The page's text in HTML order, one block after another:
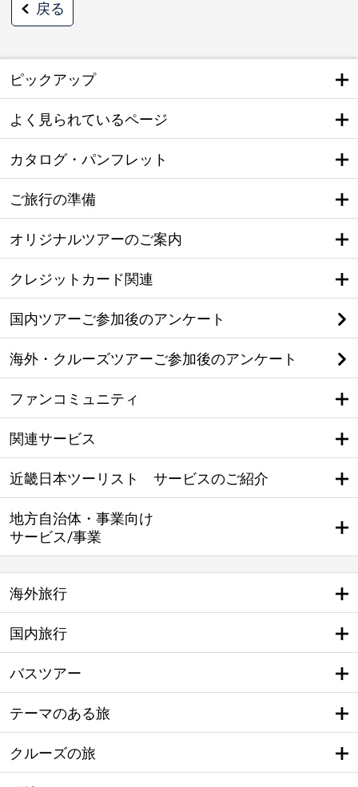
戻る
ピックアップ
よく見られているページ
カタログ・パンフレット
ご旅行の準備
オリジナルツアーのご案内
クレジットカード関連
国内ツアーご参加後のアンケート
海外・クルーズツアーご参加後のアンケート
ファンコミュニティ
関連サービス
近畿日本ツーリスト サービスのご紹介
地方自治体・事業向け
サービス/事業
海外旅行
国内旅行
バスツアー
テーマのある旅
クルーズの旅